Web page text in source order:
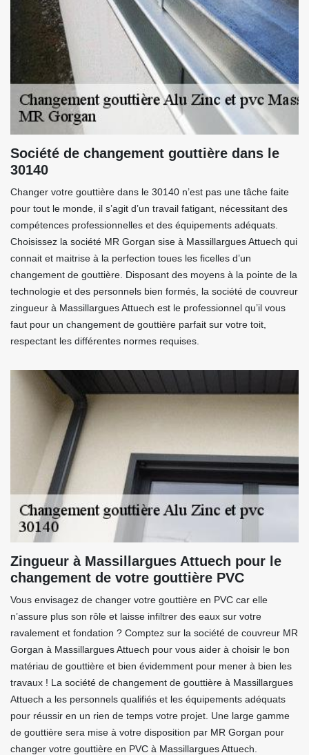
Société de changement gouttière dans le
30140
Changer votre gouttière dans le 30140 n’est pas une tâche faite
pour tout le monde, il s’agit d’un travail fatigant, nécessitant des
compétences professionnelles et des équipements adéquats.
Choisissez la société MR Gorgan sise à Massillargues Attuech qui
connait et maitrise à la perfection toues les ficelles d’un
changement de gouttière. Disposant des moyens à la pointe de la
technologie et des personnels bien formés, la société de couvreur
zingueur à Massillargues Attuech est le professionnel qu’il vous
faut pour un changement de gouttière parfait sur votre toit,
respectant les différentes normes requises.
Zingueur à Massillargues Attuech pour le
changement de votre gouttière PVC
Vous envisagez de changer votre gouttière en PVC car elle
n’assure plus son rôle et laisse infiltrer des eaux sur votre
ravalement et fondation ? Comptez sur la société de couvreur MR
Gorgan à Massillargues Attuech pour vous aider à choisir le bon
matériau de gouttière et bien évidemment pour mener à bien les
travaux ! La société de changement de gouttière à Massillargues
Attuech a les personnels qualifiés et les équipements adéquats
pour réussir en un rien de temps votre projet. Une large gamme
de gouttière sera mise à votre disposition par MR Gorgan pour
changer votre gouttière en PVC à Massillargues Attuech.